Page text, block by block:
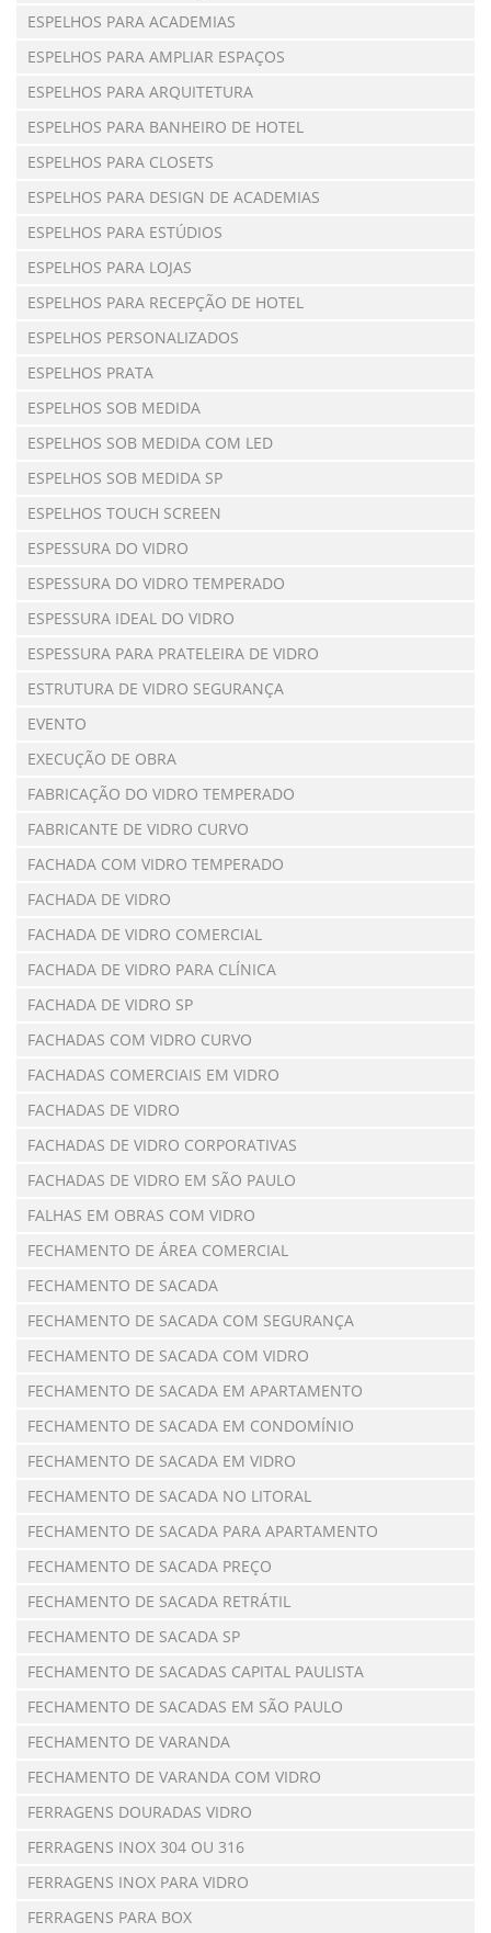
ESPELHOS PARA ACADEMIAS
ESPELHOS PARA AMPLIAR ESPAÇOS
ESPELHOS PARA ARQUITETURA
ESPELHOS PARA BANHEIRO DE HOTEL
ESPELHOS PARA CLOSETS
ESPELHOS PARA DESIGN DE ACADEMIAS
ESPELHOS PARA ESTÚDIOS
ESPELHOS PARA LOJAS
ESPELHOS PARA RECEPÇÃO DE HOTEL
ESPELHOS PERSONALIZADOS
ESPELHOS PRATA
ESPELHOS SOB MEDIDA
ESPELHOS SOB MEDIDA COM LED
ESPELHOS SOB MEDIDA SP
ESPELHOS TOUCH SCREEN
ESPESSURA DO VIDRO
ESPESSURA DO VIDRO TEMPERADO
ESPESSURA IDEAL DO VIDRO
ESPESSURA PARA PRATELEIRA DE VIDRO
ESTRUTURA DE VIDRO SEGURANÇA
EVENTO
EXECUÇÃO DE OBRA
FABRICAÇÃO DO VIDRO TEMPERADO
FABRICANTE DE VIDRO CURVO
FACHADA COM VIDRO TEMPERADO
FACHADA DE VIDRO
FACHADA DE VIDRO COMERCIAL
FACHADA DE VIDRO PARA CLÍNICA
FACHADA DE VIDRO SP
FACHADAS COM VIDRO CURVO
FACHADAS COMERCIAIS EM VIDRO
FACHADAS DE VIDRO
FACHADAS DE VIDRO CORPORATIVAS
FACHADAS DE VIDRO EM SÃO PAULO
FALHAS EM OBRAS COM VIDRO
FECHAMENTO DE ÁREA COMERCIAL
FECHAMENTO DE SACADA
FECHAMENTO DE SACADA COM SEGURANÇA
FECHAMENTO DE SACADA COM VIDRO
FECHAMENTO DE SACADA EM APARTAMENTO
FECHAMENTO DE SACADA EM CONDOMÍNIO
FECHAMENTO DE SACADA EM VIDRO
FECHAMENTO DE SACADA NO LITORAL
FECHAMENTO DE SACADA PARA APARTAMENTO
FECHAMENTO DE SACADA PREÇO
FECHAMENTO DE SACADA RETRÁTIL
FECHAMENTO DE SACADA SP
FECHAMENTO DE SACADAS CAPITAL PAULISTA
FECHAMENTO DE SACADAS EM SÃO PAULO
FECHAMENTO DE VARANDA
FECHAMENTO DE VARANDA COM VIDRO
FERRAGENS DOURADAS VIDRO
FERRAGENS INOX 304 OU 316
FERRAGENS INOX PARA VIDRO
FERRAGENS PARA BOX